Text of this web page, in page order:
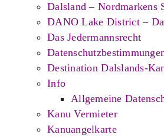
Dalsland – Nordmarkens
DANO Lake District –
Das Jedermannsrecht
Destination Dalslands-
Info
Allgemeine
Kanu Vermieter
Kanuangelkarte